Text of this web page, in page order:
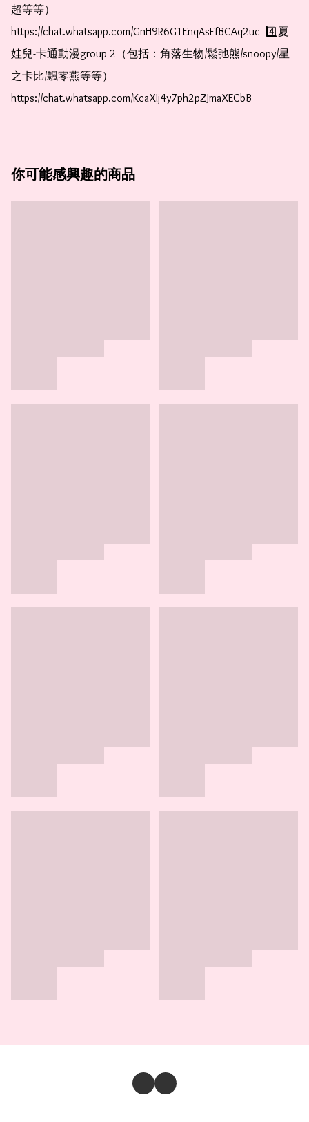
超等等）
https://chat.whatsapp.com/GnH9R6G1EnqAsFfBCAq2uc  4️⃣夏
娃兒-卡通動漫group 2（包括：角落生物/鬆弛熊/snoopy/星
之卡比/飄零燕等等）
https://chat.whatsapp.com/KcaXIj4y7ph2pZJmaXECbB
你可能感興趣的商品